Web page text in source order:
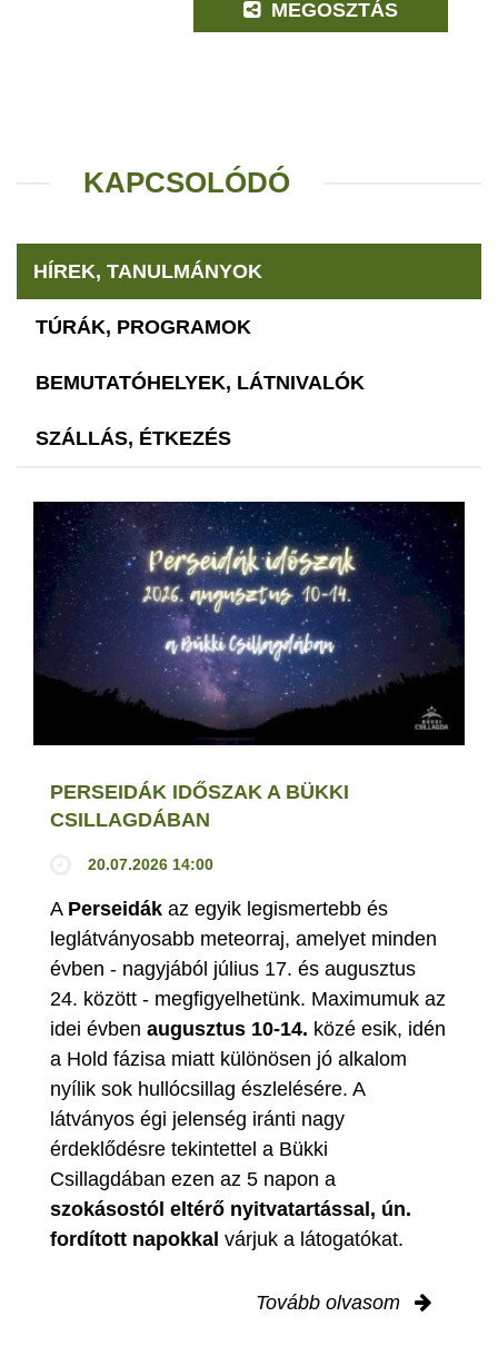
MEGOSZTÁS
KAPCSOLÓDÓ
HÍREK, TANULMÁNYOK
TÚRÁK, PROGRAMOK
BEMUTATÓHELYEK, LÁTNIVALÓK
SZÁLLÁS, ÉTKEZÉS
PERSEIDÁK IDŐSZAK A BÜKKI
CSILLAGDÁBAN
20.07.2026 14:00
A Perseidák az egyik legismertebb és
leglátványosabb meteorraj, amelyet minden
évben - nagyjából július 17. és augusztus
24. között - megfigyelhetünk. Maximumuk az
idei évben augusztus 10-14. közé esik, idén
a Hold fázisa miatt különösen jó alkalom
nyílik sok hullócsillag észlelésére. A
látványos égi jelenség iránti nagy
érdeklődésre tekintettel a Bükki
Csillagdában ezen az 5 napon a
szokásostól eltérő nyitvatartással, ún.
fordított napokkal várjuk a látogatókat.
Tovább olvasom